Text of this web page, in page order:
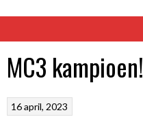
MC3 kampioen!
16 april, 2023